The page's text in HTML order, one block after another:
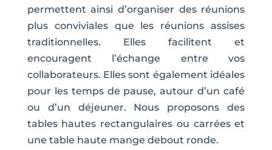
permettent ainsi d’organiser des réunions
plus conviviales que les réunions assises
traditionnelles. Elles facilitent et
encouragent l’échange entre vos
collaborateurs. Elles sont également idéales
pour les temps de pause, autour d’un café
ou d’un déjeuner. Nous proposons des
tables hautes rectangulaires ou carrées et
une table haute mange debout ronde.